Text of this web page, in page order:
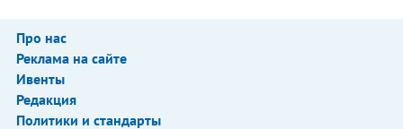
Про нас
Реклама на сайте
Ивенты
Редакция
Политики и стандарты